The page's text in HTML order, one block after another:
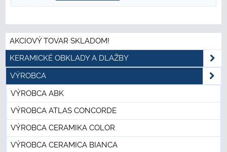
AKCIOVÝ TOVAR SKLADOM!
KERAMICKÉ OBKLADY A DLAŽBY
VÝROBCA
VÝROBCA ABK
VÝROBCA ATLAS CONCORDE
VÝROBCA CERAMIKA COLOR
VÝROBCA CERAMICA BIANCA